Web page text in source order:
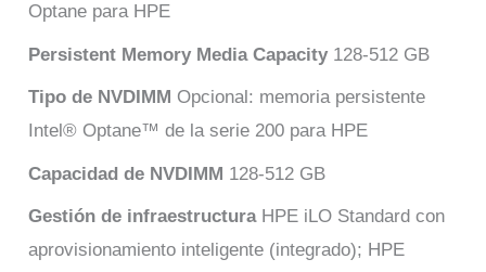
Optane para HPE
Persistent Memory Media Capacity 128-512 GB
Tipo de NVDIMM Opcional: memoria persistente
Intel® Optane™ de la serie 200 para HPE
Capacidad de NVDIMM 128-512 GB
Gestión de infraestructura HPE iLO Standard con
aprovisionamiento inteligente (integrado); HPE